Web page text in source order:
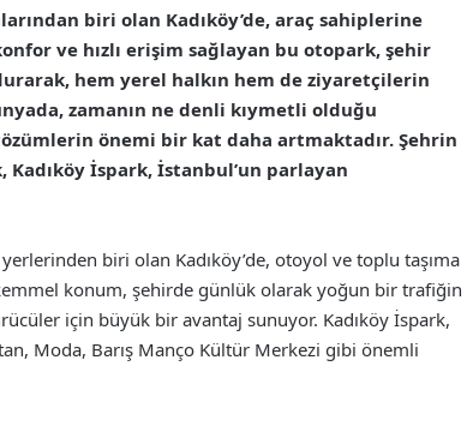
biri olan Kadıköy’de, araç sahiplerine
ve hızlı erişim sağlayan bu otopark, şehir
hem yerel halkın hem de ziyaretçilerin
zamanın ne denli kıymetli olduğu
önemi bir kat daha artmaktadır. Şehrin
İspark, İstanbul’un parlayan
biri olan Kadıköy’de, otoyol ve toplu taşıma
konum, şehirde günlük olarak yoğun bir trafiğin
için büyük bir avantaj sunuyor. Kadıköy İspark,
Moda, Barış Manço Kültür Merkezi gibi önemli